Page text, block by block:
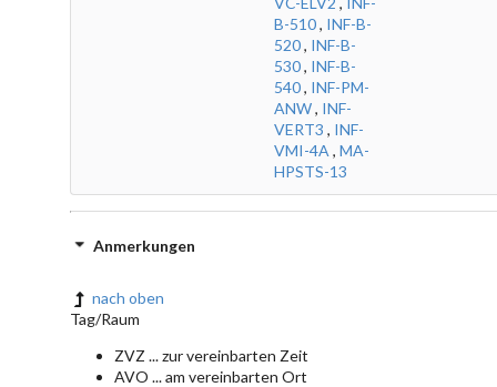
B-510, INF-B-
520, INF-B-
530, INF-B-
540, INF-PM-
ANW, INF-
VERT3 , INF-
VMI-4A , MA-
HPSTS-13
Anmerkungen
nach oben
Tag/Raum
ZVZ ... zur vereinbarten Zeit
AVO ... am vereinbarten Ort